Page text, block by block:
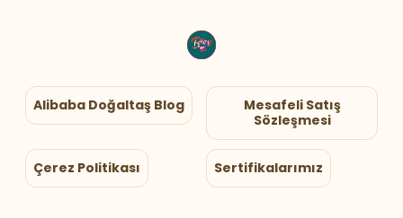
Alibaba Doğaltaş Blog
Mesafeli Satış
Sözleşmesi
Çerez Politikası Sertifikalarımız